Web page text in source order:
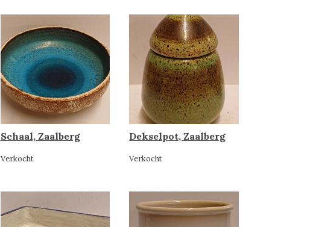
Schaal, Zaalberg
Verkocht
Dekselpot, Zaalberg
Verkocht